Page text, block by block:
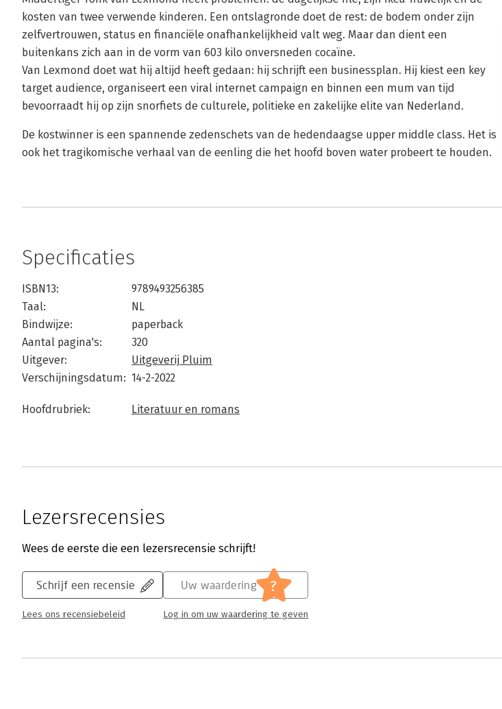
kosten van twee verwende kinderen. Een ontslagronde doet de rest: de bodem onder zijn
zelfvertrouwen, status en financiële onafhankelijkheid valt weg. Maar dan dient een
buitenkans zich aan in de vorm van 603 kilo onversneden cocaïne.
Van Lexmond doet wat hij altijd heeft gedaan: hij schrijft een businessplan. Hij kiest een key
target audience, organiseert een viral internet campaign en binnen een mum van tijd
bevoorraadt hij op zijn snorfiets de culturele, politieke en zakelijke elite van Nederland.
De kostwinner is een spannende zedenschets van de hedendaagse upper middle class. Het is
ook het tragikomische verhaal van de eenling die het hoofd boven water probeert te houden.
Specificaties
ISBN13:
9789493256385
Taal:
NL
Bindwijze:
paperback
Aantal pagina's:
320
Uitgever:
Uitgeverij Pluim
Verschijningsdatum: 14-2-2022
Hoofdrubriek: Literatuur en romans
Lezersrecensies
Wees de eerste die een lezersrecensie schrijft!
Schrijf een recensie
Lees ons recensiebeleid
Uw waardering ?
Log in om uw waardering te geven